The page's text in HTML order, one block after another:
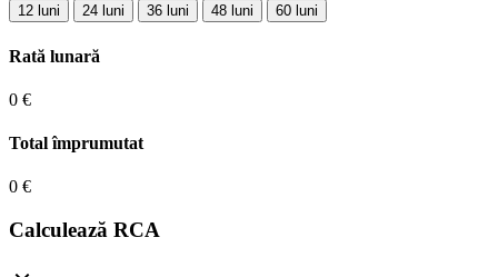
12 luni 24 luni 36 luni 48 luni 60 luni
Rată lunară
0 €
Total împrumutat
0 €
Calculează RCA